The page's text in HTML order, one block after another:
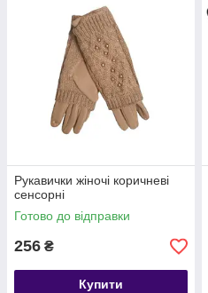
Рукавички жіночі коричневі
сенсорні
Готово до відправки
256 ₴
Купити